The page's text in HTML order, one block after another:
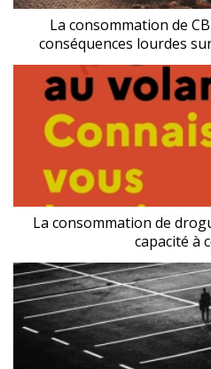
La consommation de
conséquences lourdes
La consommation de
capacité à